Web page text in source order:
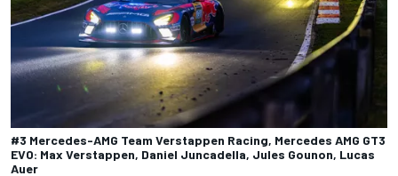
#3 Mercedes-AMG Team Verstappen Racing, Mercedes AMG GT3
EVO: Max Verstappen, Daniel Juncadella, Jules Gounon, Lucas
Auer